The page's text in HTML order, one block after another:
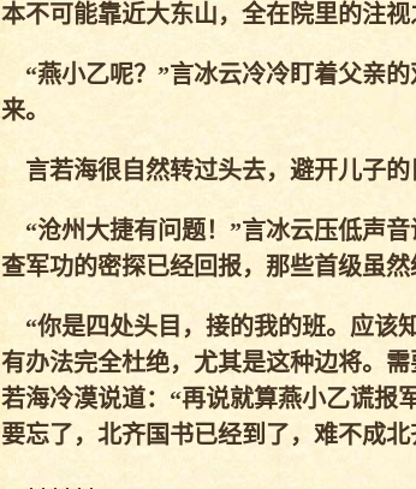
本不可能靠近大东山，全在院里的注视
“燕小乙呢？”言冰云冷冷盯着父亲
来。
言若海很自然转过头去，避开儿子
“沧州大捷有问题！”言冰云压低声
查军功的密探已经回报，那些首级虽
“你是四处头目，接的我的班。应
有办法完全杜绝，尤其是这种边将。
若海冷漠说道：“再说就算燕小乙谎报
要忘了，北齐国书已经到了，难不成